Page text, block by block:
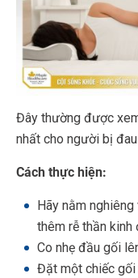
Đây thường được
nhất cho người bị
Cách thực hiện:
Hãy nằm nghiêng
thêm rễ thần kinh
Co nhẹ đầu gối
Đặt một chiếc gối